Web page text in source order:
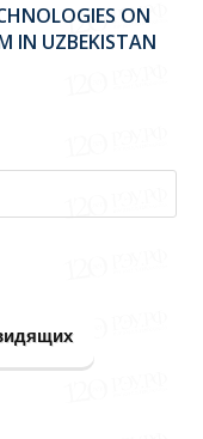
ON
IN UZBEKISTAN